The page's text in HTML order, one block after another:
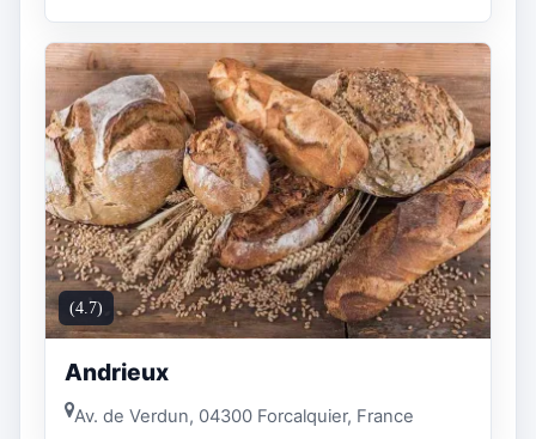
(4.7)
Andrieux
Av. de Verdun, 04300 Forcalquier, France